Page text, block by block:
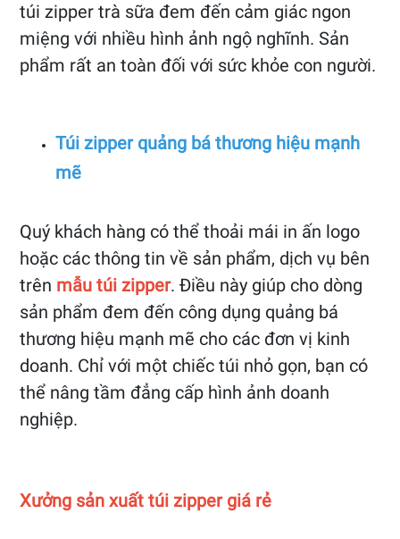
túi zipper trà sữa đem đến cảm giác ngon
miệng với nhiều hình ảnh ngộ nghĩnh. Sản
phẩm rất an toàn đối với sức khỏe con người.
Túi zipper quảng bá thương hiệu mạnh
mẽ
Quý khách hàng có thể thoải mái in ấn logo
hoặc các thông tin về sản phẩm, dịch vụ bên
trên mẫu túi zipper. Điều này giúp cho dòng
sản phẩm đem đến công dụng quảng bá
thương hiệu mạnh mẽ cho các đơn vị kinh
doanh. Chỉ với một chiếc túi nhỏ gọn, bạn có
thể nâng tầm đẳng cấp hình ảnh doanh
nghiệp.
Xưởng sản xuất túi zipper giá rẻ